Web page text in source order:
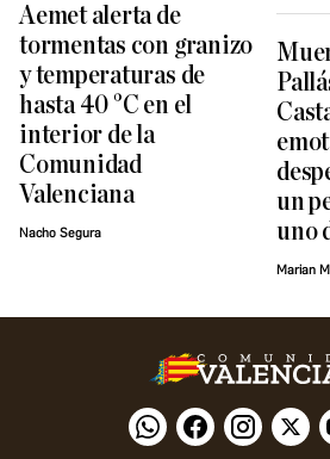
Aemet alerta de
tormentas con granizo
y temperaturas de
hasta 40 °C en el
interior de la
Comunidad
Valenciana
Nacho Segura
un
uno
Marian